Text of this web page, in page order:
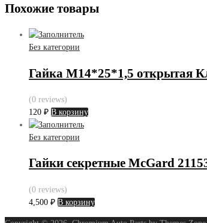
Похожие товары
Без категории
Гайка М14*25*1,5 открытая
(0 reviews)
120 ₽ В корзину
Без категории
Гайки секретные McGard
(0 reviews)
4,500 ₽ В корзину